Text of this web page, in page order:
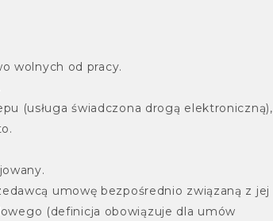
wolnych od pracy.
(usługa świadczona drogą elektroniczną),
umowę bezpośrednio związaną z jej
(definicja obowiązuje dla umów